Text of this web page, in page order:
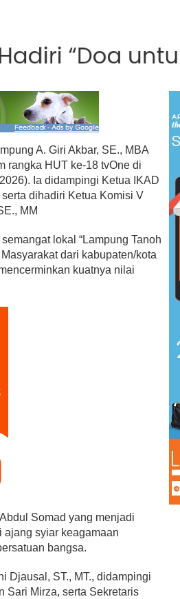
A. Giri Akbar, SE., MBA
rangka HUT ke-18 tvOne di
Ia didampingi Ketua IKAD
dihadiri Ketua Komisi V
MM
lokal “Lampung Tanoh
dari kabupaten/kota
kuatnya nilai
Somad yang menjadi
ajang syiar keagamaan
bangsa.
Djausal, ST., MT., didampingi
Sari Mirza, serta Sekretaris